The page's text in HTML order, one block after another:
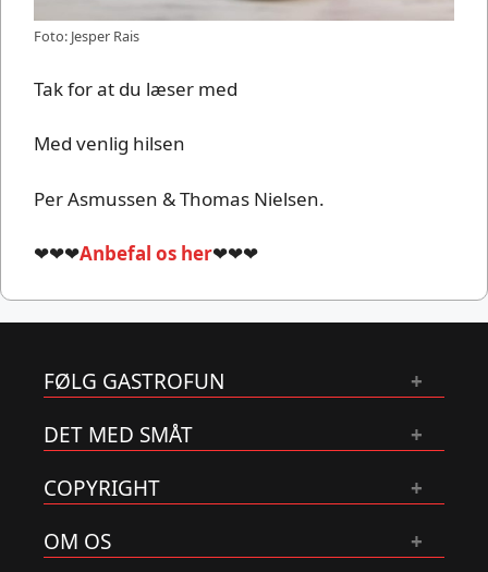
Foto: Jesper Rais
Tak for at du læser med
Med venlig hilsen
Per Asmussen & Thomas Nielsen.
❤❤❤Anbefal os her❤❤❤
FØLG GASTROFUN
DET MED SMÅT
COPYRIGHT
OM OS